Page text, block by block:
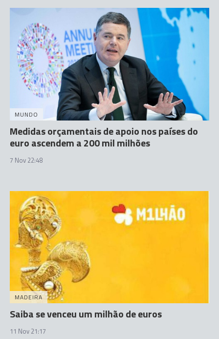
MUNDO
Medidas orçamentais de apoio nos países do
euro ascendem a 200 mil milhões
7 Nov 22:48
MADEIRA
Saiba se venceu um milhão de euros
11 Nov 21:17